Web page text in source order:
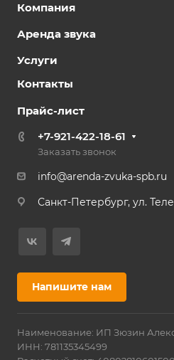
Компания
Аренда звука
Услуги
Контакты
Прайс-лист
+7-921-422-18-61
Заказать звонок
info@arenda-zvuka-spb.ru
Санкт-Петербург, ул.
Напишите нам
Наименование: ИП Зюзин
ИНН: 781135345499